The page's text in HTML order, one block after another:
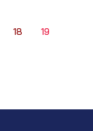
18
19